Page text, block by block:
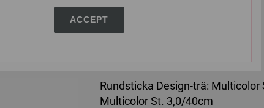
ACCEPT
Rundsticka Design-trä:
Multicolor St. 3,0/40cm